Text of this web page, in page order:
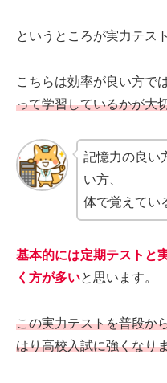
というところが実力テス
こちらは効率が良い方で
って学習しているかが大
記憶力の良い
い方、
体で覚えてい
基本的には定期テストと
く方が多いと思います。
この実力テストを普段か
はり高校入試に強くなり